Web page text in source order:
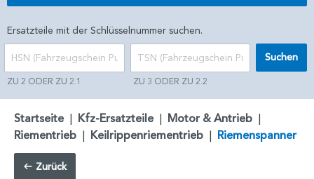
Ersatzteile mit der Schlüsselnummer suchen.
ZU 2 ODER ZU 2.1 ZU 3 ODER ZU 2.2
Suchen
Startseite | Kfz-Ersatzteile | Motor & Antrieb |
Riementrieb | Keilrippenriementrieb | Riemenspanner
Zurück